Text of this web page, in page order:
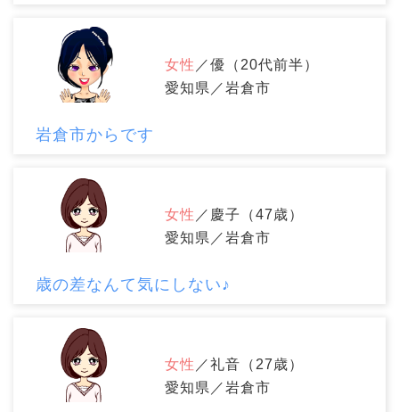
女性 ／優（20代前半）
愛知県／岩倉市
岩倉市からです
女性 ／慶子（47歳）
愛知県／岩倉市
歳の差なんて気にしない♪
女性 ／礼音（27歳）
愛知県／岩倉市